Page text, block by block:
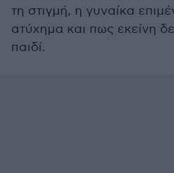
τη στιγμή, η γυναίκα
ατύχημα και πως εκείνη
παιδί.